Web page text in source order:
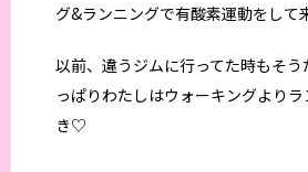
グ&ランニングで有酸素運動をして
以前、違うジムに行ってた時もそ
っぱりわたしはウォーキングより
き♡